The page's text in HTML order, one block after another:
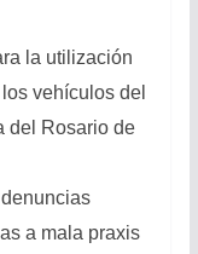
la utilización
vehículos del
del Rosario de
a mala praxis